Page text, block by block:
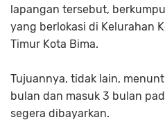
lapangan tersebut,
yang berlokasi di Kelurahan
Timur Kota Bima.
Tujuannya, tidak lain,
bulan dan masuk 3 bulan
segera dibayarkan.